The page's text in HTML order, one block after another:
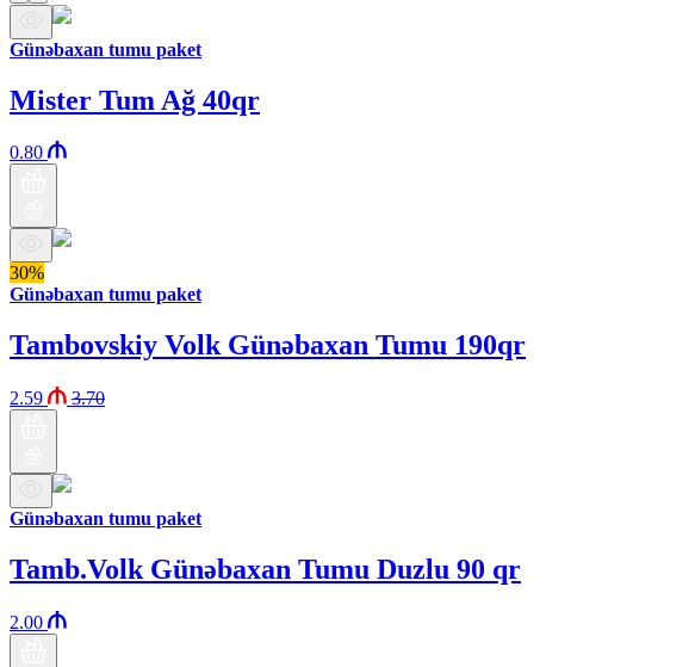
Günəbaxan tumu paket
Mister Tum Ağ 40qr
0.80
30%
Günəbaxan tumu paket
Tambovskiy Volk Günəbaxan Tumu 190qr
2.59 3.70
Günəbaxan tumu paket
Tamb.Volk Günəbaxan Tumu Duzlu 90 qr
2.00